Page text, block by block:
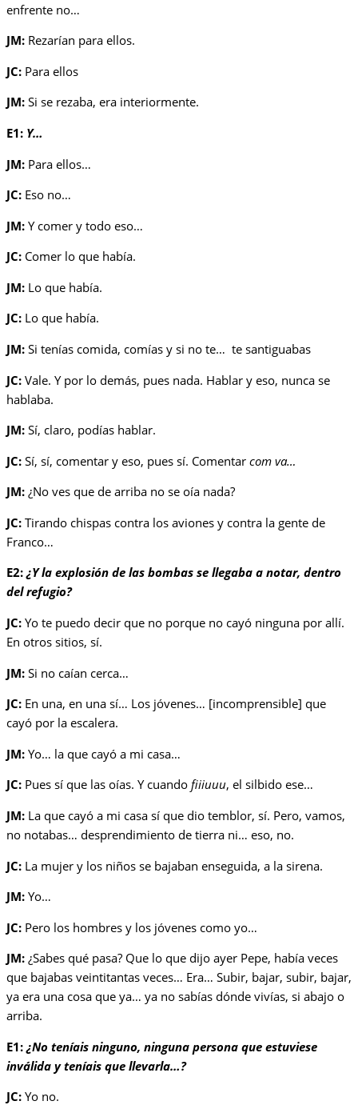
enfrente no…
JM: Rezarían para ellos.
JC: Para ellos
JM: Si se rezaba, era interiormente.
E1: Y…
JM: Para ellos…
JC: Eso no…
JM: Y comer y todo eso…
JC: Comer lo que había.
JM: Lo que había.
JC: Lo que había.
JM: Si tenías comida, comías y si no te… te santiguabas
JC: Vale. Y por lo demás, pues nada. Hablar y eso, nunca se
hablaba.
JM: Sí, claro, podías hablar.
JC: Sí, sí, comentar y eso, pues sí. Comentar com va…
JM: ¿No ves que de arriba no se oía nada?
JC: Tirando chispas contra los aviones y contra la gente de
Franco…
E2: ¿Y la explosión de las bombas se llegaba a notar, dentro
del refugio?
JC: Yo te puedo decir que no porque no cayó ninguna por allí.
En otros sitios, sí.
JM: Si no caían cerca…
JC: En una, en una sí… Los jóvenes… [incomprensible] que
cayó por la escalera.
JM: Yo… la que cayó a mi casa…
JC: Pues sí que las oías. Y cuando fiiiuuu, el silbido ese…
JM: La que cayó a mi casa sí que dio temblor, sí. Pero, vamos,
no notabas… desprendimiento de tierra ni… eso, no.
JC: La mujer y los niños se bajaban enseguida, a la sirena.
JM: Yo…
JC: Pero los hombres y los jóvenes como yo…
JM: ¿Sabes qué pasa? Que lo que dijo ayer Pepe, había veces
que bajabas veintitantas veces… Era… Subir, bajar, subir, bajar,
ya era una cosa que ya… ya no sabías dónde vivías, si abajo o
arriba.
E1: ¿No teníais ninguno, ninguna persona que estuviese
inválida y teníais que llevarla…?
JC: Yo no.